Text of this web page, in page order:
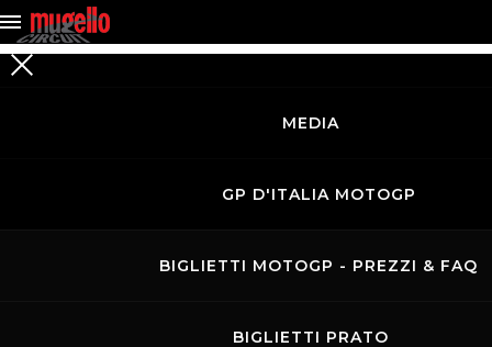
MEDIA
GP D'ITALIA MOTOGP
BIGLIETTI MOTOGP - PREZZI & FAQ
BIGLIETTI PRATO